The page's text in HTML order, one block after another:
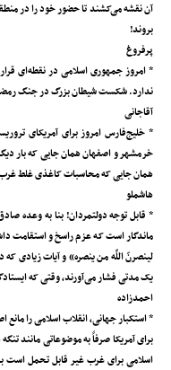
آن نقشه می‌کشند تا حضور خود را در
بروند!
پرفروغ
* امروز جمهوری اسلامی در نقطه‌ای
ندارد. شکست‌ شیطان بزرگ در جنگ
آقاجانی
* خلیج‌فارس امروز برای آمریکای
خرمشهر و اصفهان همان جایی که بار
همان جایی که محاسبات کاغذی غلط
هاشملو
* قابل توجه دولتمردان! بنا به وعده
ماندگار است که عزم راسخ و استقامت
لینصرنّ اللَّه من ینصره» و آیات
یک مدتی فشار می‌آورند، وقتی که
احمدزاده
* استکبار جهانی، انقلاب اسلامی را
برای آمریکا صرفاً به موضوعاتی مانند
اسلامی برای غرب غیر قابل تحمل است